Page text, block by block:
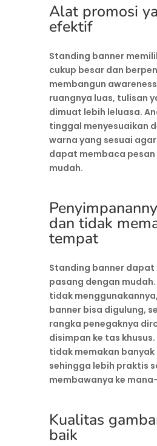
Alat promosi
efektif
Standing banner
cukup besar dan
membangun
ruangnya luas, tulisan
dimuat lebih leluasa.
tinggal menyesuaikan
warna yang sesuai
dapat membaca pesan
mudah.
dan tidak
tempat
Standing banner
pasang dengan
tidak
banner bisa digulung,
rangka penegaknya
disimpan ke tas
tidak memakan
sehingga lebih praktis
membawanya ke
Kualitas
baik